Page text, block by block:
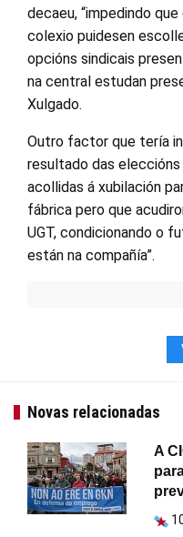
decaeu, “impedindo
colexio puidesen
opcións sindicais
na central estudan
Xulgado.
Outro factor que tería
resultado das eleccións
acollidas á xubilación
fábrica pero que
UGT, condicionando o
están na compañía”.
Novas relacionadas
A